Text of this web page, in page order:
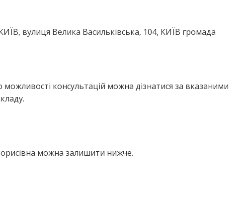
вулиця Велика Васильківська, 104, КИЇВ громада
консультацій можна дізнатися за вказаними
можна залишити нижче.